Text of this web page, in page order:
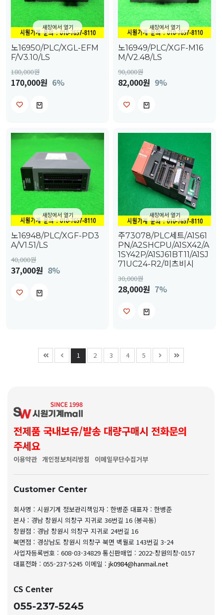
새창에서 열기
노16950/PLC/XGL-EFM
F/V3.10/LS
180,000원
170,000원 6%
새창에서 열기
노16949/PLC/XGF-M16
M/V2.48/LS
90,000원
82,000원 9%
새창에서 열기
노16948/PLC/XGF-PD3
A/V1.51/LS
40,000원
37,000원 8%
새창에서 열기
주73078/PLC세트/A1S61
PN/A2SHCPU/A1SX42/A
1SY42P/A1SJ61BT11/A1SJ
71UC24-R2/미츠비시
30,000원
28,000원 7%
1 2 3 4 5
전제품 국내보유/발송 대량구매시 전화문의
주세요
이용약관 개인정보처리방침 이메일무단수집거부
Customer Center
회사명 : 시원기계 정보관리책임자 : 한병준 대표자 : 한병준
본사 : 경남 창원시 의창구 지귀로 36번길 16 (봉곡동)
창원점 : 경남 창원시 의창구 지귀로 24번길 16
북면점 : 경상남도 창원시 의창구 북면 백월로 143번길 3-24
사업자등록번호 : 608-03-34829 통신판매업 : 2022-창원의창-0157
대표전화 : 055-237-5245 이메일 : jk0984@hanmail.net
CS Center
055-237-5245